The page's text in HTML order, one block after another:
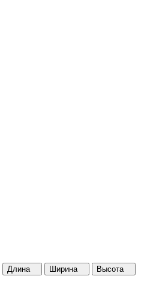
Длина Ширина
Высота